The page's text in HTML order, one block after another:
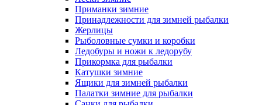
Приманки зимние
Принадлежности для зимней рыбалки
Жерлицы
Рыболовные сумки и коробки
Ледобуры и ножи к ледорубу
Прикормка для рыбалки
Катушки зимние
Ящики для зимней рыбалки
Палатки зимние для рыбалки